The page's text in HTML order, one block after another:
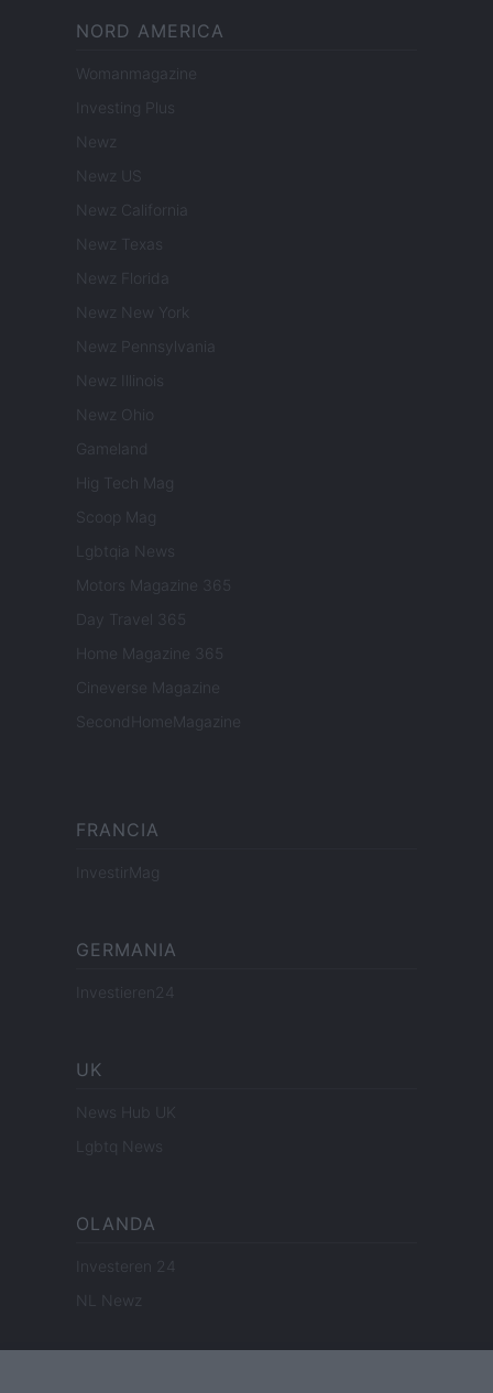
NORD AMERICA
Womanmagazine
Investing Plus
Newz
Newz US
Newz California
Newz Texas
Newz Florida
Newz New York
Newz Pennsylvania
Newz Illinois
Newz Ohio
Gameland
Hig Tech Mag
Scoop Mag
Lgbtqia News
Motors Magazine 365
Day Travel 365
Home Magazine 365
Cineverse Magazine
SecondHomeMagazine
FRANCIA
InvestirMag
GERMANIA
Investieren24
UK
News Hub UK
Lgbtq News
OLANDA
Investeren 24
NL Newz